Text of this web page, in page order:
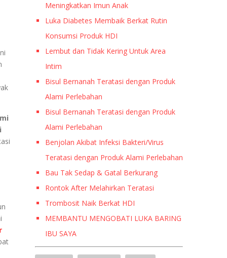
Meningkatkan Imun Anak
Luka Diabetes Membaik Berkat Rutin
Konsumsi Produk HDI
Lembut dan Tidak Kering Untuk Area
Intim
Bisul Bernanah Teratasi dengan Produk
Alami Perlebahan
Bisul Bernanah Teratasi dengan Produk
Alami Perlebahan
Benjolan Akibat Infeksi Bakteri/Virus
Teratasi dengan Produk Alami Perlebahan
Bau Tak Sedap & Gatal Berkurang
Rontok After Melahirkan Teratasi
Trombosit Naik Berkat HDI
MEMBANTU MENGOBATI LUKA BARING
IBU SAYA
LUKA TERBENTUR HILANG DENGAN